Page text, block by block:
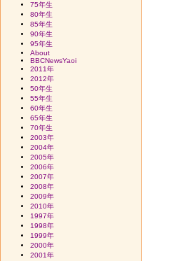
75年生
80年生
85年生
90年生
95年生
About
BBCNewsYaoi
2011年
2012年
50年生
55年生
60年生
65年生
70年生
2003年
2004年
2005年
2006年
2007年
2008年
2009年
2010年
1997年
1998年
1999年
2000年
2001年